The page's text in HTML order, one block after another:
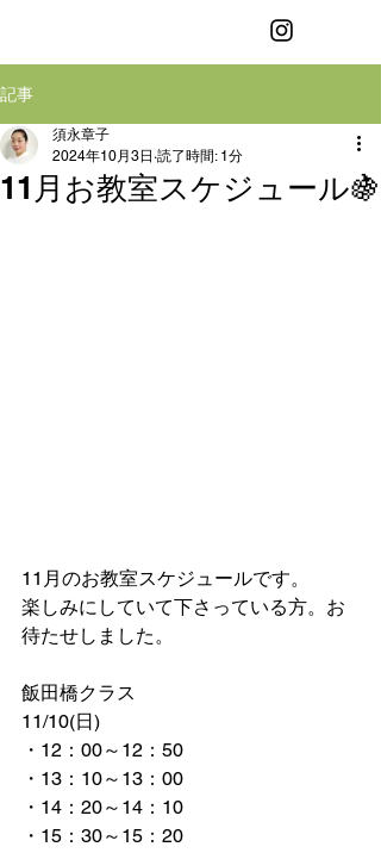
記事
11月お教室スケジュール🍇
須永章子
2024年10月3日 読了時間: 1分
11月のお教室スケジュールです。
楽しみにしていて下さっている方。お
待たせしました。
飯田橋クラス
11/10(日)
・12：00～12：50
・13：10～13：00
・14：20～14：10
・15：30～15：20